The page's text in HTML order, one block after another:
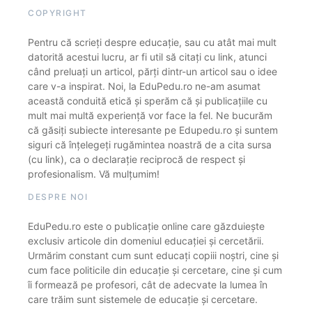
COPYRIGHT
Pentru că scrieți despre educație, sau cu atât mai mult
datorită acestui lucru, ar fi util să citați cu link, atunci
când preluați un articol, părți dintr-un articol sau o idee
care v-a inspirat. Noi, la EduPedu.ro ne-am asumat
această conduită etică și sperăm că și publicațiile cu
mult mai multă experiență vor face la fel. Ne bucurăm
că găsiți subiecte interesante pe Edupedu.ro și suntem
siguri că înțelegeți rugămintea noastră de a cita sursa
(cu link), ca o declarație reciprocă de respect și
profesionalism. Vă mulțumim!
DESPRE NOI
EduPedu.ro este o publicație online care găzduiește
exclusiv articole din domeniul educației și cercetării.
Urmărim constant cum sunt educați copiii noștri, cine și
cum face politicile din educație și cercetare, cine și cum
îi formează pe profesori, cât de adecvate la lumea în
care trăim sunt sistemele de educație și cercetare.